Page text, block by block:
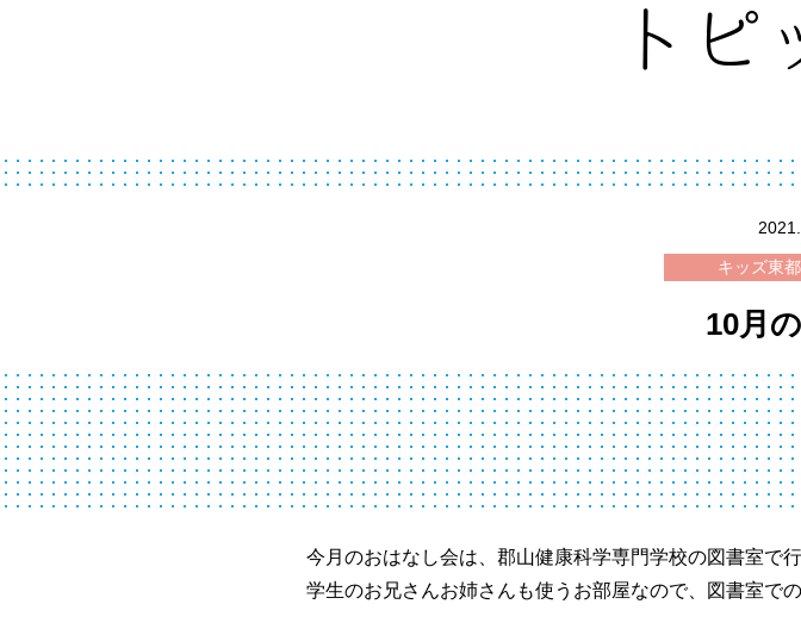
トピ
キッズ東
10月
今月のおはなし会は、郡山健康科学専門学校の図書室で行
学生のお兄さんお姉さんも使うお部屋なので、図書室で